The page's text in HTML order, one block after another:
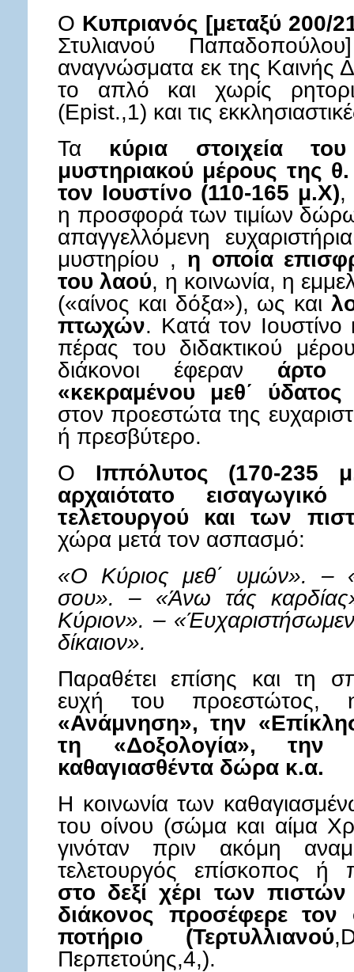
Ο Κυπριανός [μεταξύ 200/
Στυλιανού
αναγνώσματα εκ της Καινής
το απλό και χωρίς
(Epist.,1) και τις
Τα κύρια στοιχεία
μυστηριακού μέρους της
τον Ιουστίνο (110-165 μ.Χ),
η προσφορά των τιμίων
απαγγελλόμενη
μυστηρίου , η οποία
του λαού, η κοινωνία, η
(«αίνος και δόξα»), ως και
πτωχών. Κατά τον Ιουστίνο
πέρας του διδακτικού
διάκονοι έφεραν άρτο
«κεκραμένου μεθ΄ ύδατος
στον προεστώτα της
ή πρεσβύτερο.
Ο Ιππόλυτος (170-235
αρχαιότατο
τελετουργού και των
χώρα μετά τον ασπασμό:
«Ο Κύριος μεθ΄ υμών». –
σου». – «Άνω τάς
Κύριον». –
δίκαιον».
Παραθέτει επίσης και τη
ευχή του προεστώτος,
«Ανάμνηση», την
τη «Δοξολογία», την
καθαγιασθέντα δώρα κ.α.
Η κοινωνία των
του οίνου (σώμα και αίμα
γινόταν πριν ακόμη
τελετουργός επίσκοπος ή
στο δεξί χέρι των
διάκονος προσέφερε
ποτήριο (Τερτυλλιανού
Περπετούης,4,).